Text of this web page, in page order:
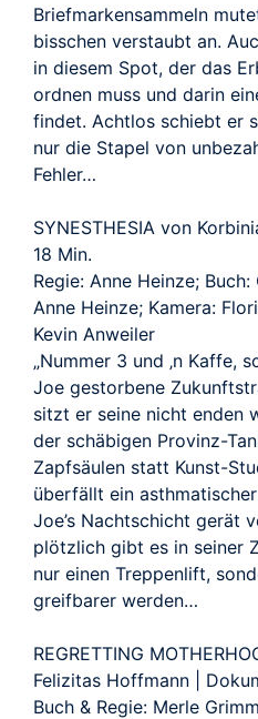
Briefmarkensammeln
bisschen verstaubt an.
in diesem Spot, der das
ordnen muss und darin
findet. Achtlos schiebt er
nur die Stapel von
Fehler…
SYNESTHESIA von
18 Min.
Regie: Anne Heinze;
Anne Heinze; Kamera:
Kevin Anweiler
„Nummer 3 und ‚n Kaffe,
Joe gestorbene
sitzt er seine nicht enden
der schäbigen Provinz-
Zapfsäulen statt Kunst-
überfällt ein
Joe’s Nachtschicht gerät
plötzlich gibt es in seiner
nur einen Treppenlift,
greifbarer werden…
REGRETTING
Felizitas Hoffmann |
Buch & Regie: Merle